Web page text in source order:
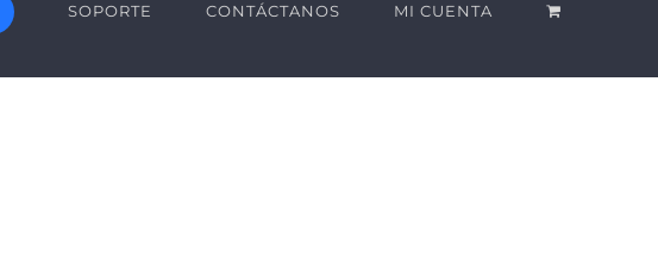
SOPORTE CONTÁCTANOS MI CUENTA